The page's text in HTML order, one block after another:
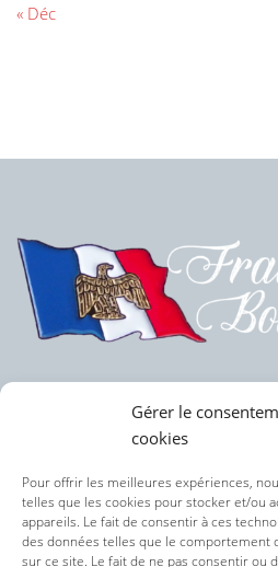
Gérer le
cookies
Pour offrir les meilleures expériences,
telles que les cookies pour stocker et/ou
appareils. Le fait de consentir à ces
des données telles que le comportement
sur ce site. Le fait de ne pas consentir ou
« Déc
Politique des cookies (UE)
Politique de confidentialité